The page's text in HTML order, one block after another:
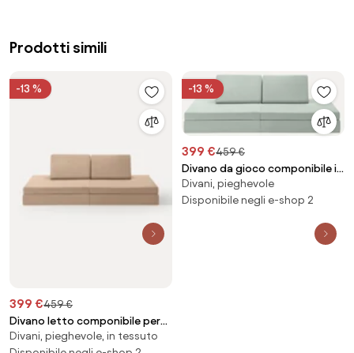
Prodotti simili
-13 %
399 €459 €
Divano letto componibile per
bambini in velluto fatto a mano
Divani, pieghevole, in tessuto
-13 %
399 €459 €
Divano da gioco componibile in
velluto per bambini fatto a
mano Mila
Divani, pieghevole
Disponibile negli e-shop 2